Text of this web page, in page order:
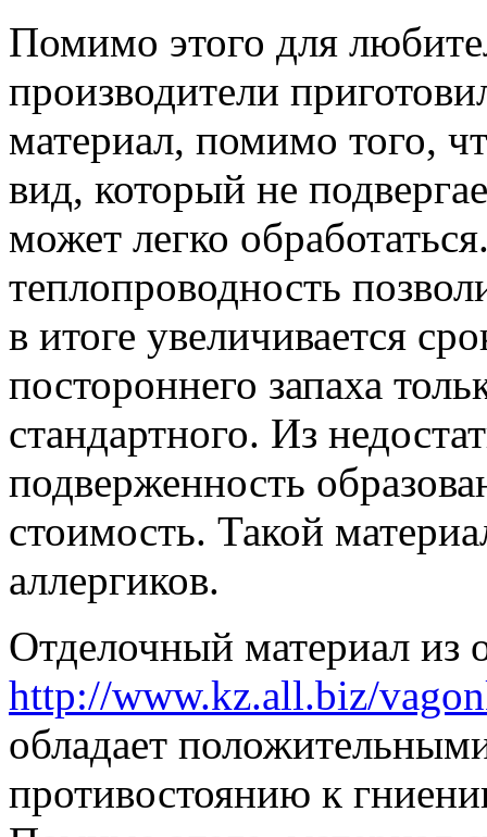
Помимо этого для
производители
материал, помимо того,
вид, который не
может легко
теплопроводность
в итоге увеличивается
постороннего запаха
стандартного. Из
подверженность
стоимость. Такой
аллергиков.
Отделочный материал из
http://www.kz.all.biz/
обладает
противостоянию к